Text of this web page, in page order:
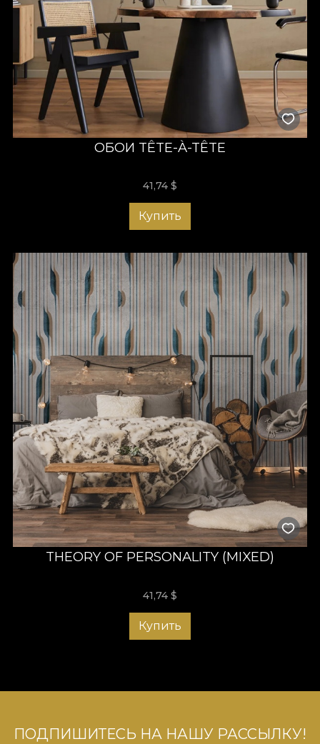
ОБОИ TÊTE-À-TÊTE
41,74 $
Купить
THEORY OF PERSONALITY (MIXED)
41,74 $
Купить
ПОДПИШИТЕСЬ НА НАШУ РАССЫЛКУ!